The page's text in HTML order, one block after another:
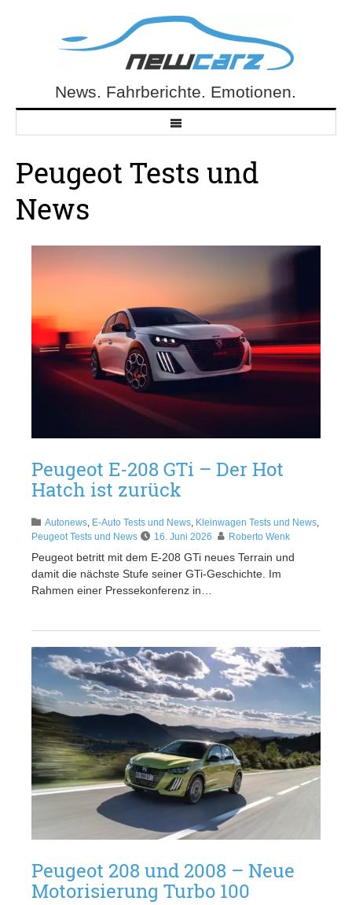
NewCarz.deNews. Fahrberichte. Emotionen.
Peugeot Tests und
News
Peugeot E-208 GTi – Der Hot
Hatch ist zurück
Autonews, E-Auto Tests und News, Kleinwagen Tests und News,
Peugeot Tests und News
16. Juni 2026 Roberto Wenk
Peugeot betritt mit dem E-208 GTi neues Terrain und
damit die nächste Stufe seiner GTi-Geschichte. Im
Rahmen einer Pressekonferenz in…
Peugeot 208 und 2008 – Neue
Motorisierung Turbo 100